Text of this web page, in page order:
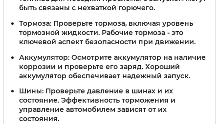
быть связаны с нехваткой горючего.
Тормоза: Проверьте тормоза, включая уровень
тормозной жидкости. Рабочие тормоза - это
ключевой аспект безопасности при движении.
Аккумулятор: Осмотрите аккумулятор на наличие
коррозии и проверьте его заряд. Хороший
аккумулятор обеспечивает надежный запуск.
Шины: Проверьте давление в шинах и их
состояние. Эффективность торможения и
управление автомобилем зависят от их
состояния.